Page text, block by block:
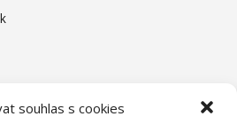
souhlas s cookies